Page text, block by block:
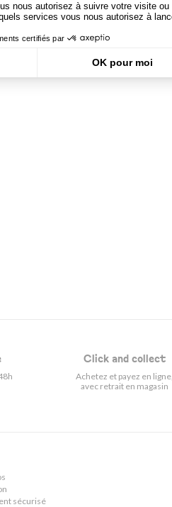
le domaine de la mode et
Click and collect
Achetez et payez en ligne,
avec retrait en magasin
sécurisé